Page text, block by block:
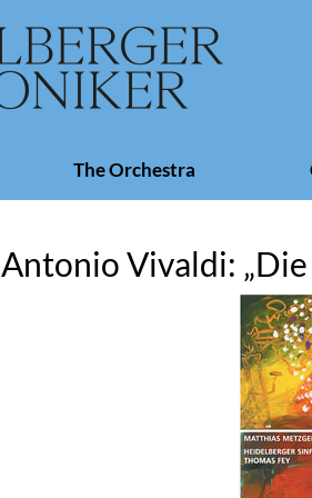
The Orchestra
Antonio Vivaldi: